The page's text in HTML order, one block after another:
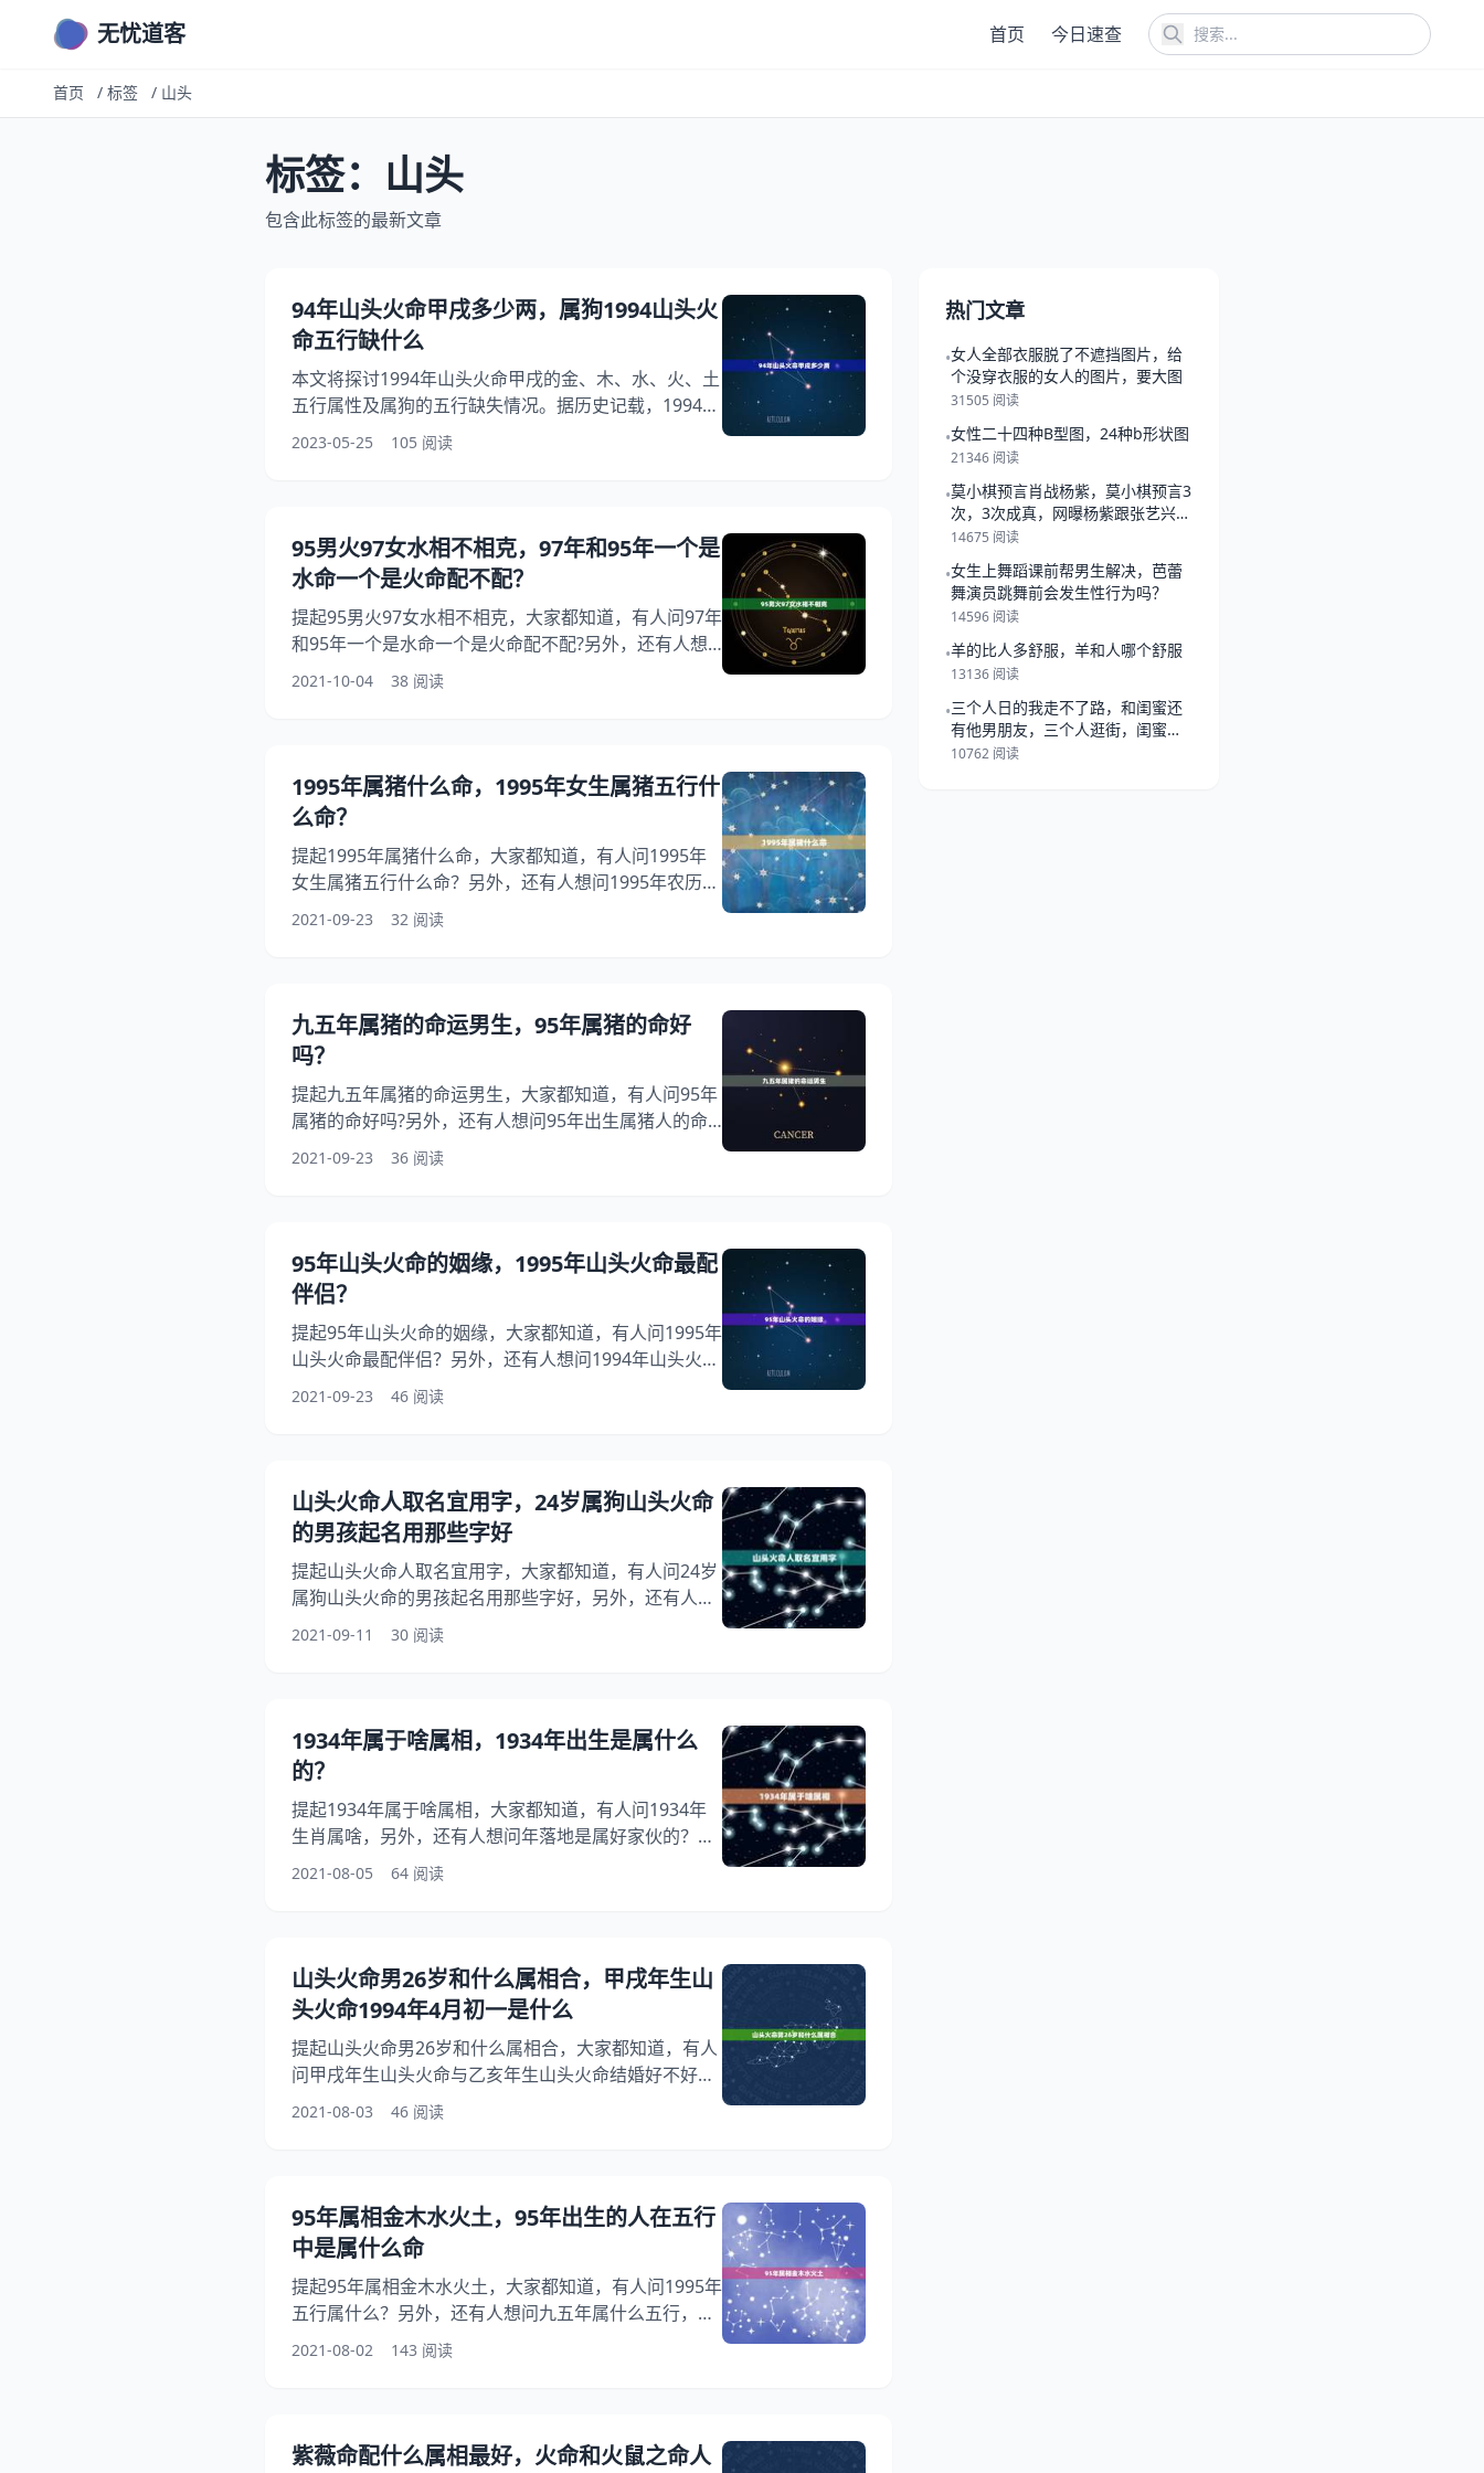
无忧道客 首页 今日速查
首页 / 标签 / 山头
标签：山头
包含此标签的最新文章
94年山头火命甲戌多少两，属狗1994山头火
命五行缺什么
本文将探讨1994年山头火命甲戌的金、木、水、火、土
五行属性及属狗的五行缺失情况。据历史记载，1994年
山头火命甲戌的黄历上标注着这一天的重要性，而其中
最为关注的便是它的五行属性。五行学说在中国的传统
的人事物变化，对我们理性地做出决策都有很大的帮
助。 94年山头火命甲戌多少两？
2023-05-25 105 阅读
95男火97女水相不相克，97年和95年一个是
水命一个是火命配不配？
提起95男火97女水相不相克，大家都知道，有人问97年
和95年一个是水命一个是火命配不配?另外，还有人想
问95年的猪男火命和97的牛女水命八字合不，你知道这
是怎么回事？其实95年男火命97年的女水命，下面就一
火97女水相不相克:97年和95年一个是水命一个是火命
配不配? 年属于涧下水命
2021-10-04 38 阅读
1995年属猪什么命，1995年女生属猪五行什
么命？
提起1995年属猪什么命，大家都知道，有人问1995年
女生属猪五行什么命？另外，还有人想问1995年农历9
月初3 属猪。五行属什么？你知道这是怎么回事？其实
1995年属猪历十一月十五号出生什么命，下面就一起来
么命？ 应该是金命。1995年属猪是火命还是木命。 2、
年属猪什么命:年农历9月初3
2021-09-23 32 阅读
九五年属猪的命运男生，95年属猪的命好
吗？
提起九五年属猪的命运男生，大家都知道，有人问95年
属猪的命好吗?另外，还有人想问95年出生属猪人的命
运，你知道这是怎么回事？其实95年属猪的是什么命，
下面就一起来看看95年属猪的命好吗?希望能够帮助到
猪男今年运气怎么样。 年是农历乙亥年,是猪年. 生（出
生于或者年）五行属山头火命
2021-09-23 36 阅读
95年山头火命的姻缘，1995年山头火命最配
伴侣？
提起95年山头火命的姻缘，大家都知道，有人问1995年
山头火命最配伴侣？另外，还有人想问1994年山头火命
女 的人适合找什么命的人，你知道这是怎么回事？其实
1997年涧下水命女和1995年山头火命男结婚合适吗，
缘:年山头火命最配伴侣？ 山头火的男女能结婚吗两火
搭配合不合 山头火的男女能结婚吗
2021-09-23 46 阅读
山头火命人取名宜用字，24岁属狗山头火命
的男孩起名用那些字好
提起山头火命人取名宜用字，大家都知道，有人问24岁
属狗山头火命的男孩起名用那些字好，另外，还有人想
问山头火命的人名字可以带洹字吗，你知道这是怎么回
事？其实男 1994年3月23山头火命缺什么 和什么命的
家！ 山头火命人取名宜用字 男 1994年3月23山头火命
缺什么 和什么命的人配
2021-09-11 30 阅读
1934年属于啥属相，1934年出生是属什么
的？
提起1934年属于啥属相，大家都知道，有人问1934年
生肖属啥，另外，还有人想问年落地是属好家伙的？你
知道这是怎么回事？其实年落草是属嗬哟的？下面就一
起来看看年出生是属什么的？希望能够帮助到大家！
生肖是什么 年1月1日-年2月13日农历癸酉年（鸡年）
2021-08-05 64 阅读
山头火命男26岁和什么属相合，甲戌年生山
头火命1994年4月初一是什么
提起山头火命男26岁和什么属相合，大家都知道，有人
问甲戌年生山头火命与乙亥年生山头火命结婚好不好？
另外，还有人想问我是1994年甲戌年生山头火命，5月
13日出生。属狗，…，你知道这是怎么回事？其实甲戌
助到大家！ 山头火命男26岁和什么属相合 几点生的 山
头火命是啥意思？ 五行算命中年命的一种
2021-08-03 46 阅读
95年属相金木水火土，95年出生的人在五行
中是属什么命
提起95年属相金木水火土，大家都知道，有人问1995年
五行属什么？另外，还有人想问九五年属什么五行，你
知道这是怎么回事？其实金木水火土，95年的属于那
个，下面就一起来看看95年出生的人在五行中是属什么
属性 五行属火，山头火命。 年属猪的在五行中属什
2021-08-02 143 阅读
紫薇命配什么属相最好，火命和火鼠之命人
热门文章
•女人全部衣服脱了不遮挡图片，给
个没穿衣服的女人的图片，要大图
31505 阅读
•女性二十四种B型图，24种b形状图
21346 阅读
•莫小棋预言肖战杨紫，莫小棋预言3
次，3次成真，网曝杨紫跟张艺兴在
一起，
14675 阅读
•女生上舞蹈课前帮男生解决，芭蕾
舞演员跳舞前会发生性行为吗？
14596 阅读
•羊的比人多舒服，羊和人哪个舒服
13136 阅读
•三个人日的我走不了路，和闺蜜还
有他男朋友，三个人逛街，闺蜜总
是跟她男朋
10762 阅读